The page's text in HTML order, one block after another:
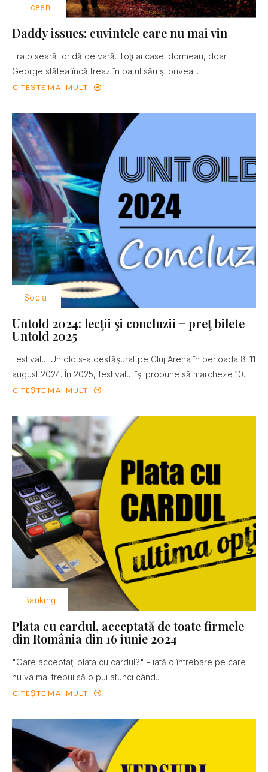
Liceenii
Daddy issues: cuvintele care nu mai vin
Era o seară toridă de vară. Toţi ai casei dormeau, doar
George stătea încă treaz în patul său şi privea...
CITEȘTE MAI MULT
Social
Untold 2024: lecţii şi concluzii + preţ bilete
Untold 2025
Festivalul Untold s-a desfăşurat pe Cluj Arena în perioada 8-11
august 2024. În 2025, festivalul îşi propune să marcheze 10...
CITEȘTE MAI MULT
Banking
Plata cu cardul, acceptată de toate firmele
din România din 16 iunie 2024
"Oare acceptaţi plata cu cardul?" - iată o întrebare pe care
nu va mai trebui să o pui atunci când...
CITEȘTE MAI MULT